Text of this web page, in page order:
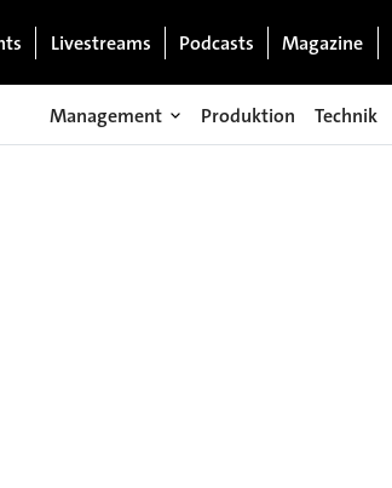
Livestreams Podcasts Magazine
Management Produktion Technik